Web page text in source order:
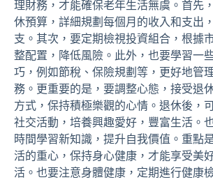
理財務，才能確保老年生活無虞。首先
休預算，詳細規劃每個月的收入和支出
支。其次，要定期檢視投資組合，根據
整配置，降低風險。此外，也要學習一
巧，例如節稅、保險規劃等，更好地管
務。更重要的是，要調整心態，接受退
方式，保持積極樂觀的心情。退休後，
社交活動，培養興趣愛好，豐富生活。
時間學習新知識，提升自我價值。重點
活的重心，保持身心健康，才能享受美
活。也要注意身體健康，定期進行健康